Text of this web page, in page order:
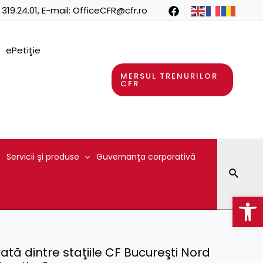
, E-mail: OfficeCFR@cfr.ro
ePetiţie
MERSUL TRENURILOR
CFR
Servicii şi produse Guvernanţa corporativă
dintre staţiile CF Bucureşti Nord